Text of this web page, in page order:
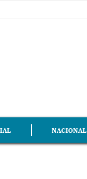
NACIONAL